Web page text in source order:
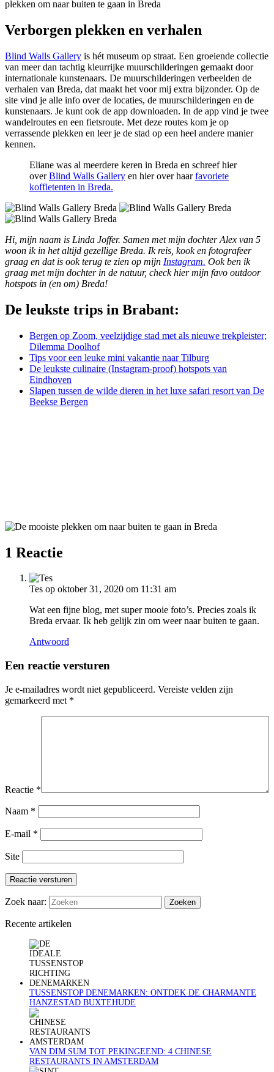
Verborgen plekken en verhalen
Blind Walls Gallery is hét museum op straat. Een groeiende collectie
van meer dan tachtig kleurrijke muurschilderingen gemaakt door
internationale kunstenaars. De muurschilderingen verbeelden de
verhalen van Breda, dat maakt het voor mij extra bijzonder. Op de
site vind je alle info over de locaties, de muurschilderingen en de
kunstenaars. Je kunt ook de app downloaden. In de app vind je twee
wandelroutes en een fietsroute. Met deze routes kom je op
verrassende plekken en leer je de stad op een heel andere manier
kennen.
Eliane was al meerdere keren in Breda en schreef hier
overBlind Walls Gallery en hier over haarfavoriete
koffietenten in Breda.
Hi, mijn naam is Linda Joffer. Samen met mijn dochter Alex van 5
woon ik in het altijd gezellige Breda. Ik reis, kook en fotografeer
graag en dat is ook terug te zien op mijn Instagram. Ook ben ik
graag met mijn dochter in de natuur, check hier mijn favo outdoor
hotspots in (en om) Breda!
De leukste trips in Brabant:
Bergen op Zoom, veelzijdige stad met als nieuwe trekpleister;
Dilemma Doolhof
Tips voor een leuke mini vakantie naar Tilburg
De leukste culinaire (Instagram-proof) hotspots van
Eindhoven
Slapen tussen de wilde dieren in het luxe safari resort van De
Beekse Bergen
1 Reactie
Tes op oktober 31, 2020 om 11:31 am
Wat een fijne blog, met super mooie foto’s. Precies zoals ik
Breda ervaar. Ik heb gelijk zin om weer naar buiten te gaan.
Antwoord
Een reactie versturen
Je e-mailadres wordt niet gepubliceerd. Vereiste velden zijn
gemarkeerd met *
Reactie *
Naam *
E-mail *
Site
Reactie versturen
Zoek naar:
Recente artikelen
TUSSENSTOP DENEMARKEN: ONTDEK DE CHARMANTE
HANZESTAD BUXTEHUDE
VAN DIM SUM TOT PEKINGEEND: 4 CHINESE
RESTAURANTS IN AMSTERDAM